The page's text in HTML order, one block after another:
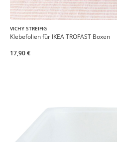
VICHY STREIFIG
Klebefolien für IKEA TROFAST Boxen
17,90 €